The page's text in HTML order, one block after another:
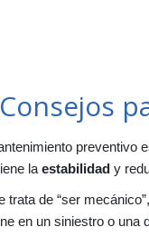
4. Luces y señalización
El tacómetro y el uso
5.2. Zona roja
preventivo
la estabilidady
trata de “ser
en un siniestro o una